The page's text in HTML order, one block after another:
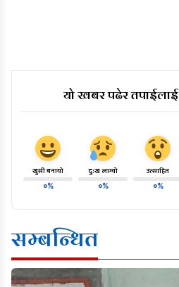
यो खबर पढेर
खुसी बनायो
०%
दु:ख लाग्यो
०%
उत्साहित
०%
सम्बन्धित